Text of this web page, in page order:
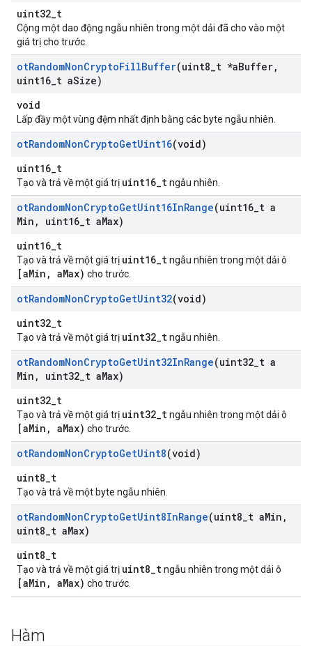
uint32_t
Cộng một dao động ngẫu nhiên trong một dải đã cho vào một
giá trị cho trước.
otRandomNonCryptoFillBuffer(uint8 t *aBuffer,
uint16 t aSize)
void
Lấp đầy một vùng đệm nhất định bằng các byte ngẫu nhiên.
otRandomNonCryptoGetUint16(void)
uint16_t
Tạo và trả về một giá trị uint16_tngẫu nhiên.
otRandomNonCryptoGetUint16InRange(uint16 t a
Min , uint16 t aMax)
uint16_t
Tạo và trả về một giá trị uint16_tngẫu nhiên trong một dải ô
[aMin, aMax) cho trước.
otRandomNonCryptoGetUint32(void)
uint32_t
Tạo và trả về một giá trị uint32_tngẫu nhiên.
otRandomNonCryptoGetUint32InRange(uint32 t a
Min , uint32 t aMax)
uint32_t
Tạo và trả về một giá trị uint32_tngẫu nhiên trong một dải ô
[aMin, aMax) cho trước.
otRandomNonCryptoGetUint8(void)
uint8_t
Tạo và trả về một byte ngẫu nhiên.
otRandomNonCryptoGetUint8InRange(uint8 t aMin ,
uint8 t aMax)
uint8_t
Tạo và trả về một giá trị uint8_tngẫu nhiên trong một dải ô
[aMin, aMax) cho trước.
Hàm